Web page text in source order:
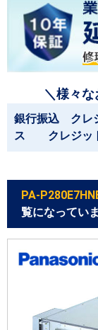
＼様々
銀行振込 クレ
ス クレジッ
PA-
覧になってい